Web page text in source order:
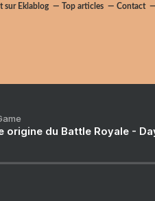
sur Eklablog Top articles Contact
origine du Battle Royale -